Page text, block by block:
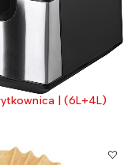
| (6L+4L)